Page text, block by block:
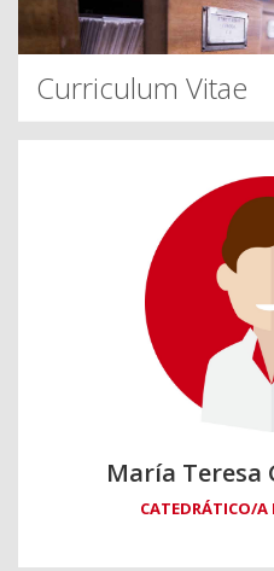
Curriculum Vitae
María Teresa
CATEDRÁTICO/A